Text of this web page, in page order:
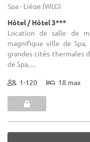
Spa - Liège (WLG)
Hôtel / Hôtel 3***
Location de salle de
magnifique ville de Spa,
grandes cités thermales
de Spa, ...
1-120 18 max